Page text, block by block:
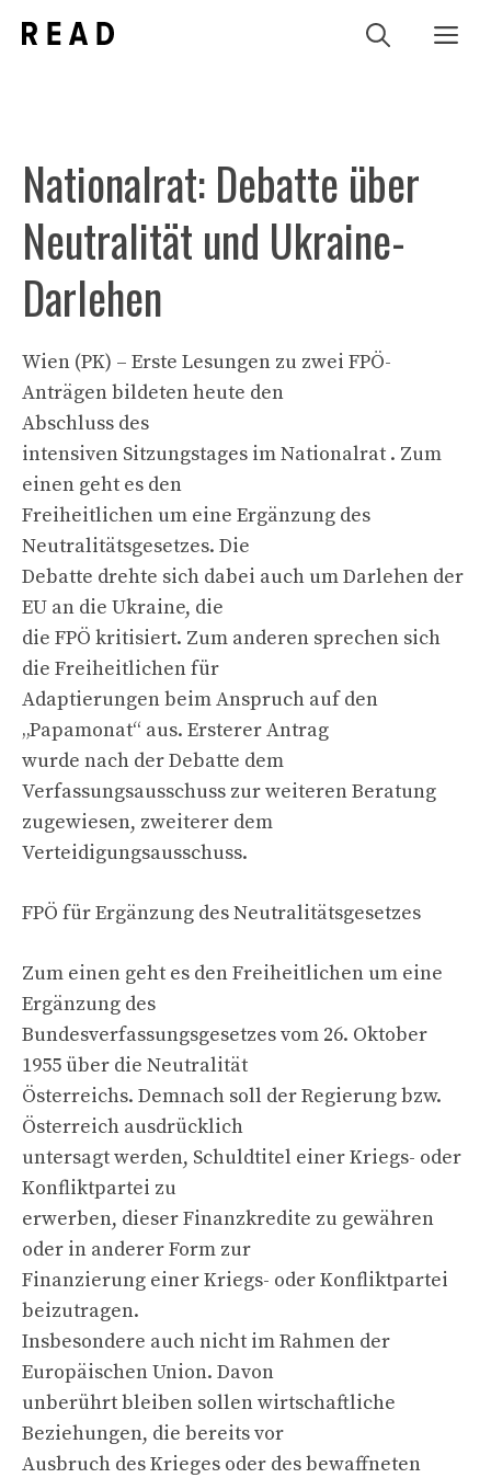
Inhalt
Nationalrat: Debatte über
Neutralität und Ukraine-
Darlehen
Wien (PK) – Erste Lesungen zu zwei FPÖ-
Anträgen bildeten heute den
Abschluss des
intensiven Sitzungstages im Nationalrat . Zum
einen geht es den
Freiheitlichen um eine Ergänzung des
Neutralitätsgesetzes. Die
Debatte drehte sich dabei auch um Darlehen der
EU an die Ukraine, die
die FPÖ kritisiert. Zum anderen sprechen sich
die Freiheitlichen für
Adaptierungen beim Anspruch auf den
„Papamonat“ aus. Ersterer Antrag
wurde nach der Debatte dem
Verfassungsausschuss zur weiteren Beratung
zugewiesen, zweiterer dem
Verteidigungsausschuss.
FPÖ für Ergänzung des Neutralitätsgesetzes
Zum einen geht es den Freiheitlichen um eine
Ergänzung des
Bundesverfassungsgesetzes vom 26. Oktober
1955 über die Neutralität
Österreichs. Demnach soll der Regierung bzw.
Österreich ausdrücklich
untersagt werden, Schuldtitel einer Kriegs- oder
Konfliktpartei zu
erwerben, dieser Finanzkredite zu gewähren
oder in anderer Form zur
Finanzierung einer Kriegs- oder Konfliktpartei
beizutragen.
Insbesondere auch nicht im Rahmen der
Europäischen Union. Davon
unberührt bleiben sollen wirtschaftliche
Beziehungen, die bereits vor
Ausbruch des Krieges oder des bewaffneten